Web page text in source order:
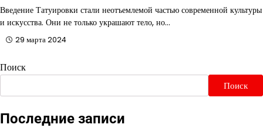
Введение Татуировки стали неотъемлемой частью современной культуры
и искусства. Они не только украшают тело, но…
29 марта 2024
Поиск
Поиск
Последние записи